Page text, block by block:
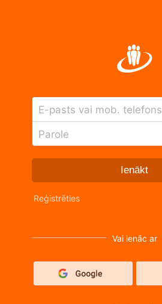
E-pasts vai mob. telefons
Parole
Ienākt
Reģistrēties
Vai ienāc ar